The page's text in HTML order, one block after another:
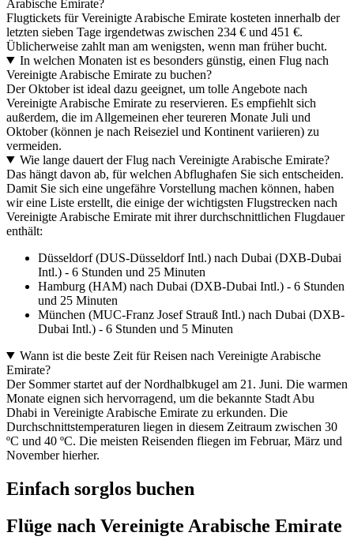
Arabische Emirate?
Flugtickets für Vereinigte Arabische Emirate kosteten innerhalb der
letzten sieben Tage irgendetwas zwischen 234 € und 451 €.
Üblicherweise zahlt man am wenigsten, wenn man früher bucht.
In welchen Monaten ist es besonders günstig, einen Flug nach
Vereinigte Arabische Emirate zu buchen?
Der Oktober ist ideal dazu geeignet, um tolle Angebote nach
Vereinigte Arabische Emirate zu reservieren. Es empfiehlt sich
außerdem, die im Allgemeinen eher teureren Monate Juli und
Oktober (können je nach Reiseziel und Kontinent variieren) zu
vermeiden.
Wie lange dauert der Flug nach Vereinigte Arabische Emirate?
Das hängt davon ab, für welchen Abflughafen Sie sich entscheiden.
Damit Sie sich eine ungefähre Vorstellung machen können, haben
wir eine Liste erstellt, die einige der wichtigsten Flugstrecken nach
Vereinigte Arabische Emirate mit ihrer durchschnittlichen Flugdauer
enthält:
Düsseldorf (DUS-Düsseldorf Intl.) nach Dubai (DXB-Dubai
Intl.) - 6 Stunden und 25 Minuten
Hamburg (HAM) nach Dubai (DXB-Dubai Intl.) - 6 Stunden
und 25 Minuten
München (MUC-Franz Josef Strauß Intl.) nach Dubai (DXB-
Dubai Intl.) - 6 Stunden und 5 Minuten
Wann ist die beste Zeit für Reisen nach Vereinigte Arabische
Emirate?
Der Sommer startet auf der Nordhalbkugel am 21. Juni. Die warmen
Monate eignen sich hervorragend, um die bekannte Stadt Abu
Dhabi in Vereinigte Arabische Emirate zu erkunden. Die
Durchschnittstemperaturen liegen in diesem Zeitraum zwischen 30
ºC und 40 ºC. Die meisten Reisenden fliegen im Februar, März und
November hierher.
Einfach sorglos buchen
Flüge nach Vereinigte Arabische Emirate